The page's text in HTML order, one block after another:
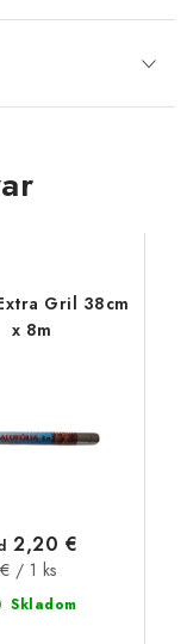
Gril 38cm
x 8m
Skladom
2,20 €
/ 1 ks